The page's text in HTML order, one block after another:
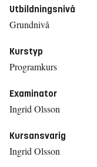
Utbildningsnivå
Grundnivå
Kurstyp
Programkurs
Examinator
Ingrid Olsson
Kursansvarig
Ingrid Olsson